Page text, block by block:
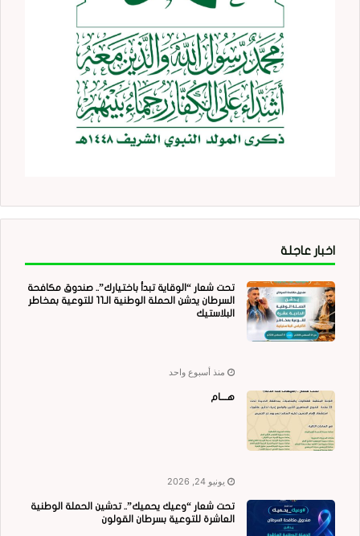
اخبار عاجلة
تحت شعار “الوقاية تبدأ باختيارك”.. صندوق مكافحة
السرطان يدشن الحملة الوطنية الـ11 للتوعية بمخاطر
البلاستيك
منذ أسبوع واحد
هــــام
يونيو 24, 2026
تحت شعار “وعيك يحميك”.. تدشين الحملة الوطنية
العاشرة للتوعية بسرطان القولون